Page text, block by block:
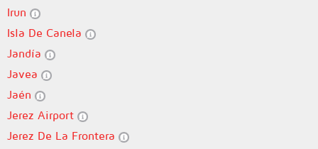
Irun
Isla De Canela
Jandía
Javea
Jaén
Jerez Airport
Jerez De La Frontera